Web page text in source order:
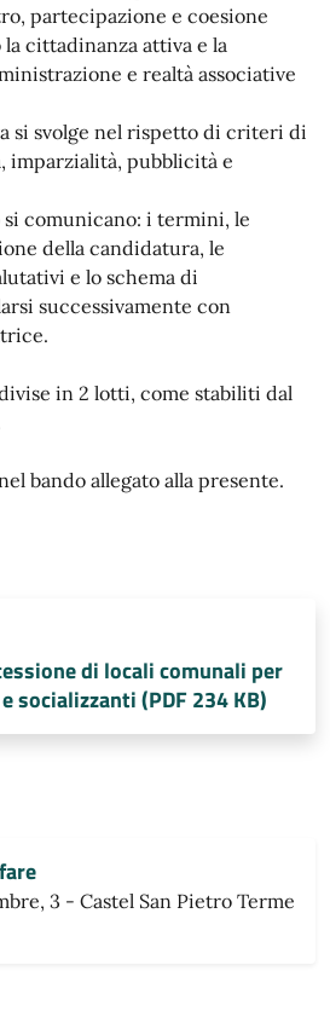
partecipazione e coesione
cittadinanza attiva e la
e realtà associative
si svolge nel rispetto di criteri di
imparzialità, pubblicità e
si comunicano: i termini, le
della candidatura, le
e lo schema di
successivamente con
in 2 lotti, come stabiliti dal
bando allegato alla presente.
di locali comunali per
socializzanti (PDF 234 KB)
3 - Castel San Pietro Terme